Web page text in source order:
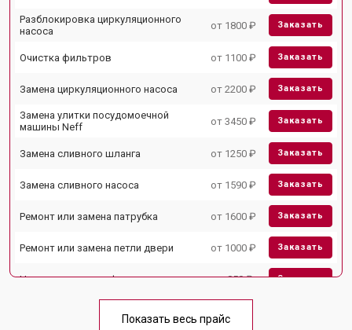
Разблокировка циркуляционного
насоса
от 1800 ₽ Заказать
Очистка фильтров от 1100 ₽ Заказать
Замена циркуляционного насоса от 2200 ₽ Заказать
Замена улитки посудомоечной
машины Neff
от 3450 ₽ Заказать
Замена сливного шланга от 1250 ₽ Заказать
Замена сливного насоса от 1590 ₽ Заказать
Ремонт или замена патрубка от 1600 ₽ Заказать
Ремонт или замена петли двери от 1000 ₽ Заказать
Чистка заливного фильтра-сеточки от 850 ₽ Заказать
Показать весь прайс